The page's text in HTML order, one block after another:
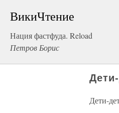
ВикиЧтение
Нация фастфуда. Reload
Петров Борис
Дети-